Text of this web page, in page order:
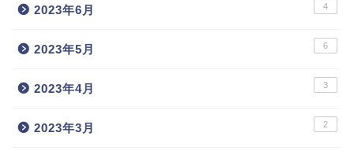
2023年6月 4
2023年5月 6
2023年4月 3
2023年3月 2